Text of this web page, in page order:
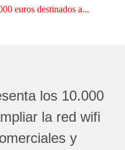
euros destinados a...
los 10.000
la red wifi
y